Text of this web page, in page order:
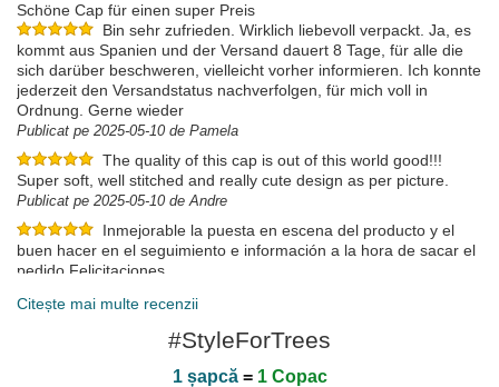
Schöne Cap für einen super Preis
Bin sehr zufrieden. Wirklich liebevoll verpackt. Ja, es
kommt aus Spanien und der Versand dauert 8 Tage, für alle die
sich darüber beschweren, vielleicht vorher informieren. Ich konnte
jederzeit den Versandstatus nachverfolgen, für mich voll in
Ordnung. Gerne wieder
Publicat pe 2025-05-10 de Pamela
The quality of this cap is out of this world good!!!
Super soft, well stitched and really cute design as per picture.
Publicat pe 2025-05-10 de Andre
Inmejorable la puesta en escena del producto y el
buen hacer en el seguimiento e información a la hora de sacar el
pedido Felicitaciones
super qualität, cooler style, ich liebe meine goorin
Publicat pe 2025-03-27 de Hanna
Citește mai multe recenzii
#StyleForTrees
1 șapcă= 1 Copac